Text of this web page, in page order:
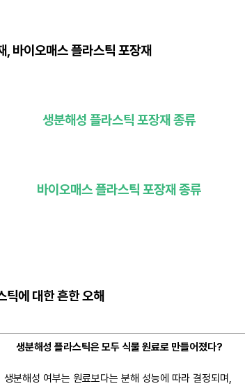
바이오매스 플라스틱 포장재
생분해성 플라스틱 포장재 종류
바이오매스 플라스틱 포장재 종류
틱에 대한 흔한 오해
생분해성 플라스틱은 모두 식물 원료로 만들어졌다?
생분해성 여부는 원료보다는 분해 성능에 따라 결정되며,